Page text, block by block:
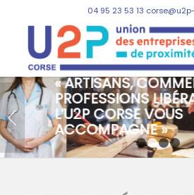
04 95 23 53 13
« ARTISANS,
PROFESSIONS
L’U2P CORSE VOUS
ACCOMPAGNE »